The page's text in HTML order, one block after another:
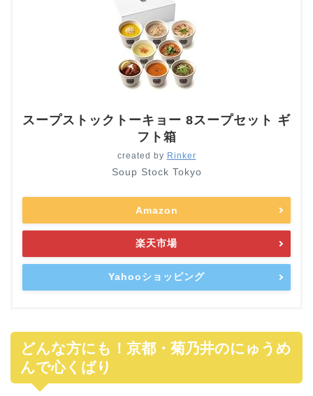
スープストックトーキョー 8スープセット ギ
フト箱
created by Rinker
Soup Stock Tokyo
Amazon
楽天市場
Yahooショッピング
どんな方にも！京都・菊乃井のにゅうめ
んで心くばり